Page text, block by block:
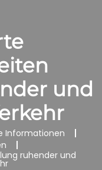
und
Informationen
ruhender und